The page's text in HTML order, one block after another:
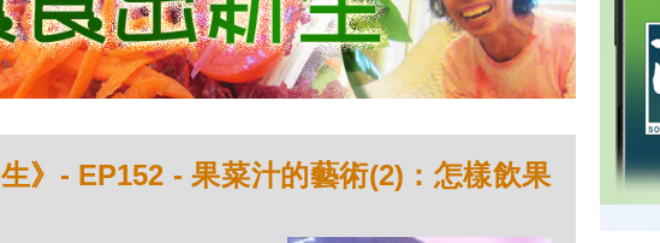
生》- EP152 - 果菜汁的藝術(2)：怎樣飲果